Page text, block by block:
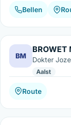
Bellen
BM
BROWET
Dokter
Aalst
Route